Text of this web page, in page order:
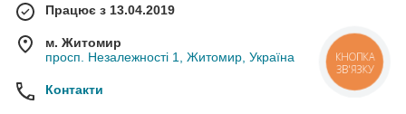
Працює з 13.04.2019
м. Житомир
просп. Незалежності 1, Житомир, Україна
Контакти
КНОПКА
ЗВ'ЯЗКУ